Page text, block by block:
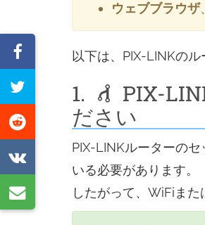
ウェブブラウザ
以下は、PIX-LINKの
1.
PIX-
ださい
PIX-LINKルーターの
いる必要があります。
したがって、WiFiま
Facebook
で
ア
の
ジ
を
Reddit
で
ア
で
シ
子